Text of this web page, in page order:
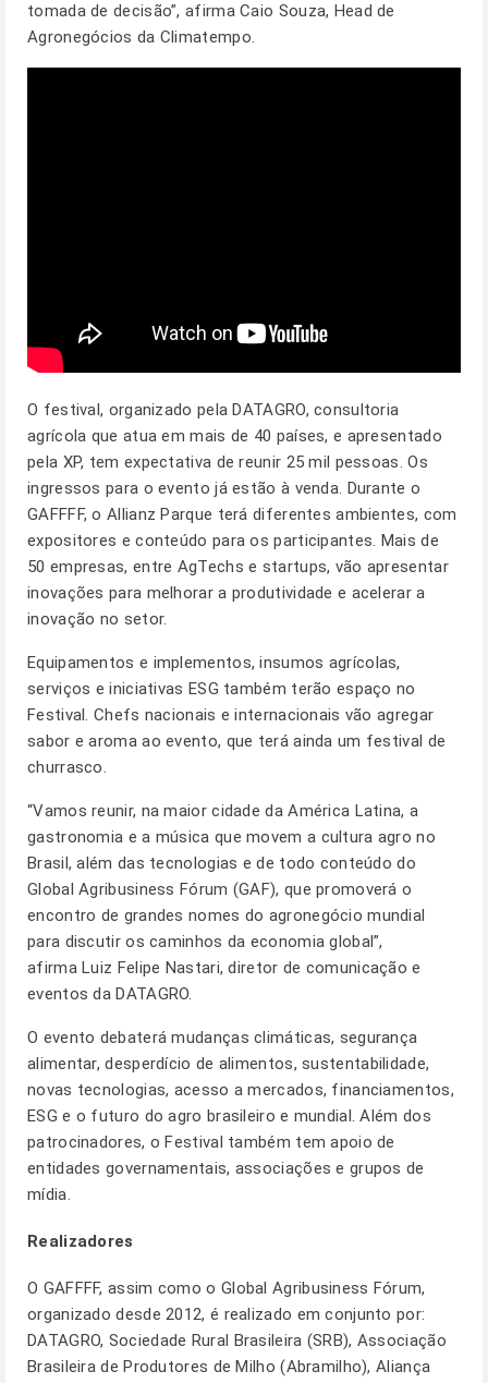
tomada de decisão”, afirma Caio Souza, Head de
Agronegócios da Climatempo.
O festival, organizado pela DATAGRO, consultoria
agrícola que atua em mais de 40 países, e apresentado
pela XP, tem expectativa de reunir 25 mil pessoas. Os
ingressos para o evento já estão à venda. Durante o
GAFFFF, o Allianz Parque terá diferentes ambientes, com
expositores e conteúdo para os participantes. Mais de
50 empresas, entre AgTechs e startups, vão apresentar
inovações para melhorar a produtividade e acelerar a
inovação no setor.
Equipamentos e implementos, insumos agrícolas,
serviços e iniciativas ESG também terão espaço no
Festival. Chefs nacionais e internacionais vão agregar
sabor e aroma ao evento, que terá ainda um festival de
churrasco.
“Vamos reunir, na maior cidade da América Latina, a
gastronomia e a música que movem a cultura agro no
Brasil, além das tecnologias e de todo conteúdo do
Global Agribusiness Fórum (GAF), que promoverá o
encontro de grandes nomes do agronegócio mundial
para discutir os caminhos da economia global”,
afirma Luiz Felipe Nastari, diretor de comunicação e
eventos da DATAGRO.
O evento debaterá mudanças climáticas, segurança
alimentar, desperdício de alimentos, sustentabilidade,
novas tecnologias, acesso a mercados, financiamentos,
ESG e o futuro do agro brasileiro e mundial. Além dos
patrocinadores, o Festival também tem apoio de
entidades governamentais, associações e grupos de
mídia.
Realizadores
O GAFFFF, assim como o Global Agribusiness Fórum,
organizado desde 2012, é realizado em conjunto por:
DATAGRO, Sociedade Rural Brasileira (SRB), Associação
Brasileira de Produtores de Milho (Abramilho), Aliança